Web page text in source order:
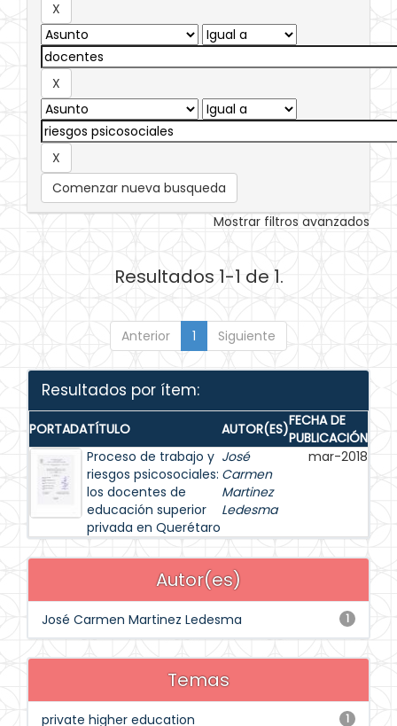
Comenzar nueva busqueda
Mostrar filtros avanzados
Resultados 1-1 de 1.
Anterior 1 Siguiente
Resultados por ítem:
PORTADATÍTULO AUTOR(ES)FECHA DE
PUBLICACIÓN
Proceso de trabajo y
riesgos psicosociales:
los docentes de
educación superior
privada en Querétaro
José
Carmen
Martinez
Ledesma
mar-2018
Autor(es)
1
José Carmen Martinez Ledesma
Temas
1
private higher education